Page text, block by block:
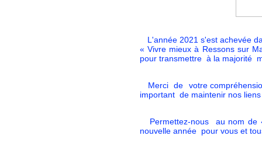
L'année 2021 s'est achevée
« Vivre mieux à Ressons sur
pour transmettre à la majorité
Merci de votre
important de maintenir nos
Permettez-nous au nom de
nouvelle année pour vous et